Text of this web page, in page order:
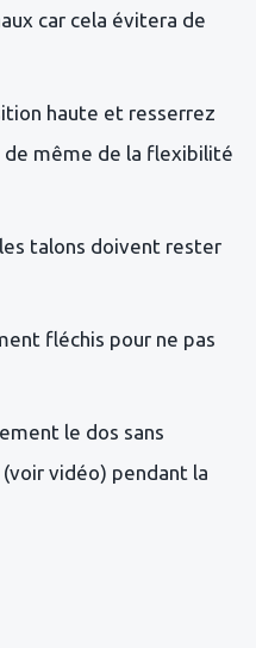
car cela évitera de
haute et resserrez
même de la flexibilité
talons doivent rester
fléchis pour ne pas
le dos sans
vidéo) pendant la